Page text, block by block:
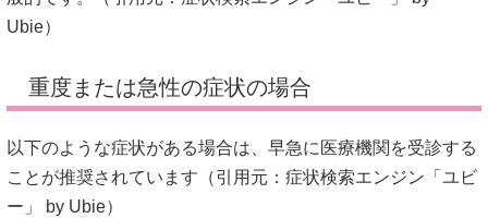
Ubie）
重度または急性の症状の場合
以下のような症状がある場合は、早急に医療機関を受診する
ことが推奨されています（引用元： 症状検索エンジン「ユビ
ー」 by Ubie）